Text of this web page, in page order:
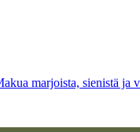
marjoista, sienistä ja